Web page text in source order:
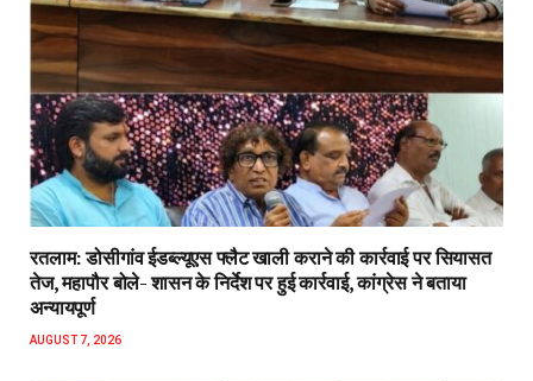
रतलाम: डोसीगांव ईडब्ल्यूएस फ्लैट खाली कराने की कार्रवाई पर सियासत
तेज, महापौर बोले- शासन के निर्देश पर हुई कार्रवाई, कांग्रेस ने बताया
अन्यायपूर्ण
AUGUST 7, 2026